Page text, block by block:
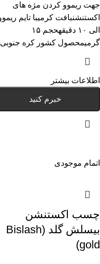
جهت ریموو کردن مژه های
الی ۱۰ دقیقهحجم ۱۵
گرمیمحصول کشور کره جنوبی
اطلاعات بیشتر
خبرم کنید
اتمام موجودی
چسب اکستنشن
بیسلش گلد (Bislash
gold)